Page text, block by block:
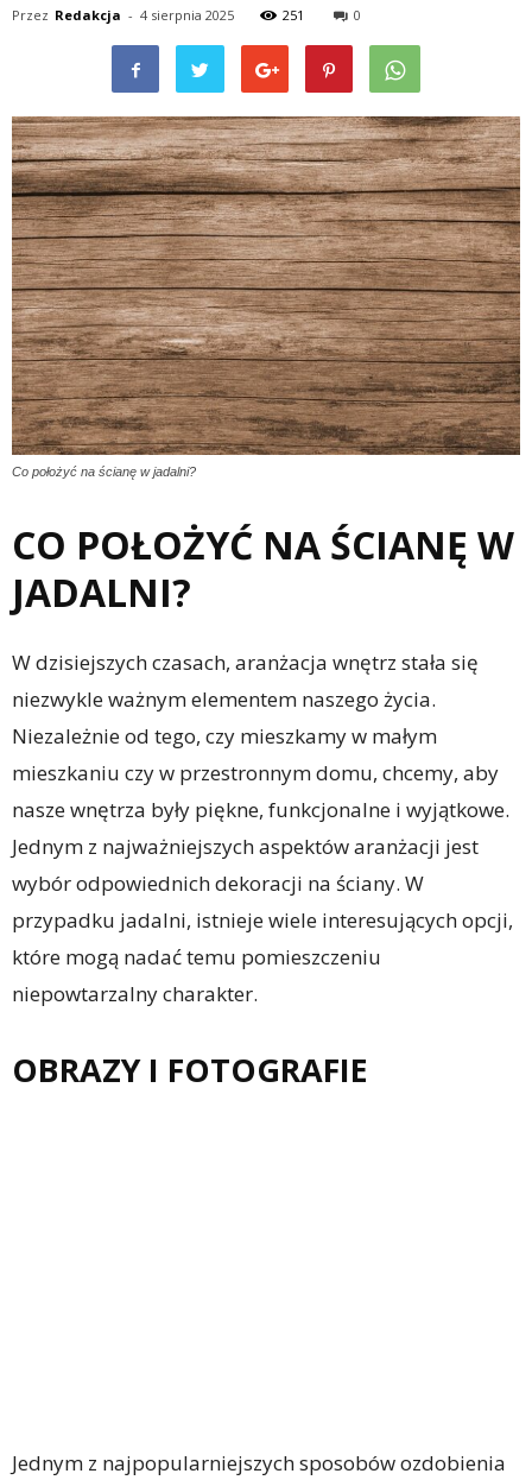
Przez Redakcja - 4 sierpnia 2025 251 0
Co położyć na ścianę w jadalni?
CO POŁOŻYĆ NA ŚCIANĘ W
JADALNI?
W dzisiejszych czasach, aranżacja wnętrz stała się
niezwykle ważnym elementem naszego życia.
Niezależnie od tego, czy mieszkamy w małym
mieszkaniu czy w przestronnym domu, chcemy, aby
nasze wnętrza były piękne, funkcjonalne i wyjątkowe.
Jednym z najważniejszych aspektów aranżacji jest
wybór odpowiednich dekoracji na ściany. W
przypadku jadalni, istnieje wiele interesujących opcji,
które mogą nadać temu pomieszczeniu
niepowtarzalny charakter.
OBRAZY I FOTOGRAFIE
Jednym z najpopularniejszych sposobów ozdobienia